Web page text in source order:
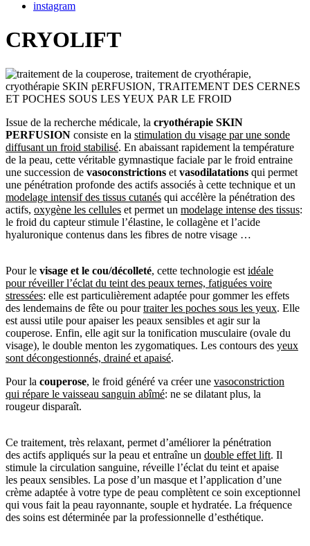
instagram
CRYOLIFT
Issue de la recherche médicale, la cryothérapie SKIN
PERFUSION consiste en la stimulation du visage par une sonde
diffusant un froid stabilisé. En abaissant rapidement la température
de la peau, cette véritable gymnastique faciale par le froid entraine
une succession de vasoconstrictions et vasodilatations qui permet
une pénétration profonde des actifs associés à cette technique et un
modelage intensif des tissus cutanés qui accélère la pénétration des
actifs, oxygène les cellules et permet un modelage intense des tissus:
le froid du capteur stimule l’élastine, le collagène et l’acide
hyaluronique contenus dans les fibres de notre visage …
Pour le visage et le cou/décolleté, cette technologie est idéale
pour réveiller l’éclat du teint des peaux ternes, fatiguées voire
stressées: elle est particulièrement adaptée pour gommer les effets
des lendemains de fête ou pourtraiter les poches sous les yeux. Elle
est aussi utile pour apaiser les peaux sensibles et agir sur la
couperose. Enfin, elle agit sur la tonification musculaire (ovale du
visage), le double menton les zygomatiques. Les contours des yeux
sont décongestionnés, drainé et apaisé.
Pour la couperose, le froid généré va créer une vasoconstriction
qui répare le vaisseau sanguin abîmé: ne se dilatant plus, la
rougeur disparaît.
Ce traitement, très relaxant, permet d’améliorer la pénétration
des actifs appliqués sur la peau et entraîne un double effet lift. Il
stimule la circulation sanguine, réveille l’éclat du teint et apaise
les peaux sensibles. La pose d’un masque et l’application d’une
crème adaptée à votre type de peau complètent ce soin exceptionnel
qui vous fait la peau rayonnante, souple et hydratée. La fréquence
des soins est déterminée par la professionnelle d’esthétique.